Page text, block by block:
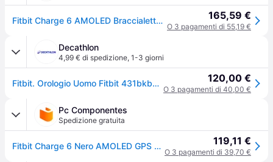
Fitbit Charge 6 AMOLED Braccialetto per rilevamento di attività Corallo, Oro 1 St 165,59 €
O 3 pagamenti di 55,19 €
Decathlon
4,99 € di spedizione, 1-3 giorni
Fitbit. Orologio Uomo Fitbit 431bkbk Nero Orologi Ritiro Gratis - multicolore - NO SIZE 120,00 €
O 3 pagamenti di 40,00 €
Pc Componentes
Spedizione gratuita
Fitbit Charge 6 Nero AMOLED GPS NFC Impermeabile Batteria 7 Giorni Silicone S/L 119,11 €
O 3 pagamenti di 39,70 €